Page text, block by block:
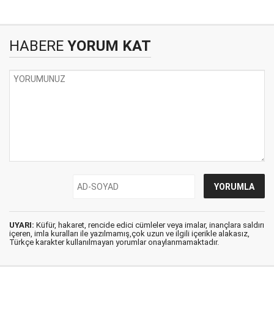
HABERE YORUM KAT
UYARI: Küfür, hakaret, rencide edici cümleler veya imalar, inançlara saldırı
içeren, imla kuralları ile yazılmamış,çok uzun ve ilgili içerikle alakasız,
Türkçe karakter kullanılmayan yorumlar onaylanmamaktadır.